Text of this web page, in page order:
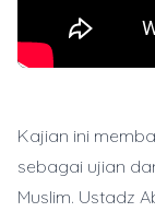
Kajian ini
sebagai ujian
Muslim. Ustadz